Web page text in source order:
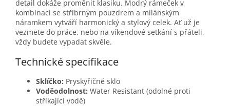
detail dokáže proměnit klasiku. Modrý rámeček v
kombinaci se stříbrným pouzdrem a milánským
náramkem vytváří harmonický a stylový celek. Ať už je
vezmete do práce, nebo na víkendové setkání s přáteli,
vždy budete vypadat skvěle.
Technické specifikace
Sklíčko: Pryskyřičné sklo
Voděodolnost: Water Resistant (odolné proti
stříkající vodě)